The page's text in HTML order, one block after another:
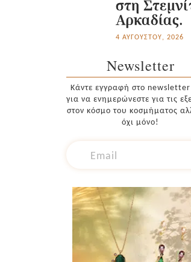
στη
Αρκαδίας.
4 ΑΥΓΟΎΣΤΟΥ, 2026
Newsletter
Κάντε εγγραφή στο
για να ενημερώνεστε για τις
στον κόσμο του κοσμήματος
όχι μόνο!